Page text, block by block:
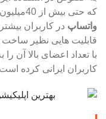
که حتی بیش از 40میلیون نصب نیز در ایران داشته است اگرچه
واتساپ در کاربران
قابلیت هایی نظیر ساخت
با تعداد اعضای بالا آن
کاربران ایرانی کرده